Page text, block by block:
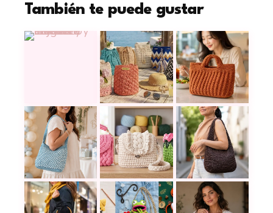
También te puede gustar
Teje el moderno y elegante bolso Helena a
17 mochilas a crochet con
Este bolso a
Crea este impresionante bolso bandolera a
Proyectos con trapillo a crochet
La bolsa de